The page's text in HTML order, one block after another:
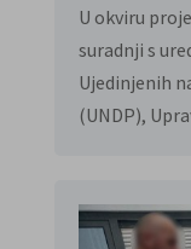
U okviru
suradnji s
Ujedinjenih
(UNDP),